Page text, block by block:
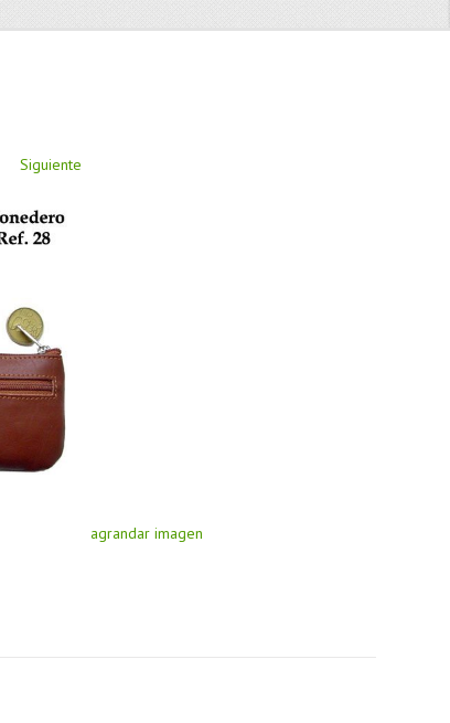
Siguiente
agrandar imagen